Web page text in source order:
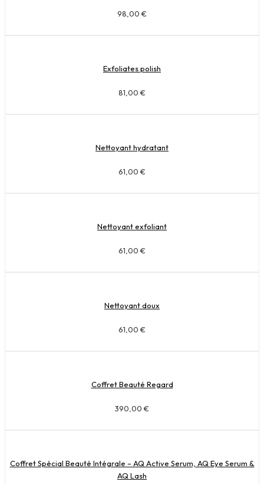
98,00 €
Exfoliates polish
81,00 €
Nettoyant hydratant
61,00 €
Nettoyant exfoliant
61,00 €
Nettoyant doux
61,00 €
Coffret Beauté Regard
390,00 €
Coffret Spécial Beauté Intégrale – AQ Active Serum, AQ Eye Serum &
AQ Lash